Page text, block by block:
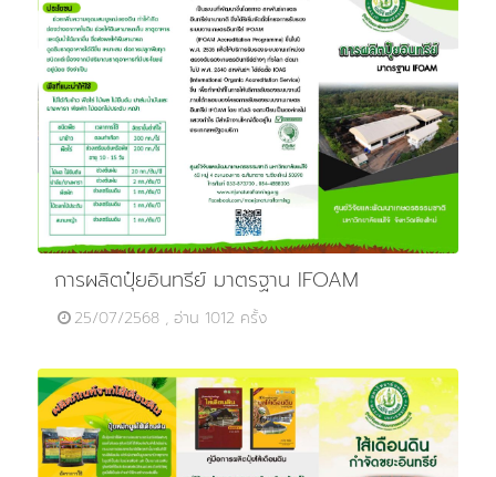
การผลิตปุ๋ยอินทรีย์ มาตรฐาน IFOAM
25/07/2568 , อ่าน 1012 ครั้ง